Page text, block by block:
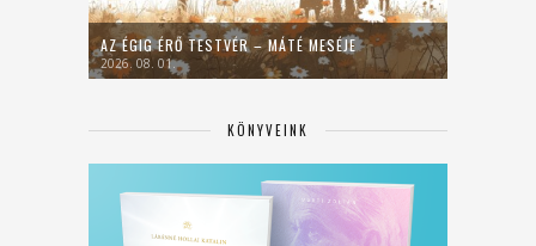
AZ ÉGIG ÉRŐ TESTVÉR – MÁTÉ MESÉJE
2026. 08. 01.
KÖNYVEINK